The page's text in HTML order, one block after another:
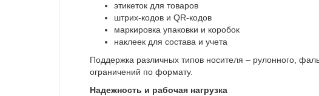
этикеток для товаров
штрих-кодов и QR-кодов
маркировка упаковки и коробок
наклеек для состава и учета
Поддержка различных типов носителя – рулонного,
ограничений по формату.
Надежность и рабочая нагрузка